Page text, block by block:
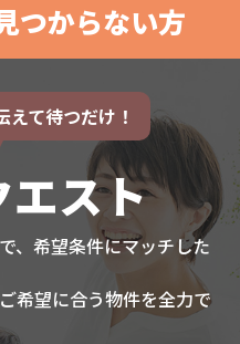
つからない方
て待つだけ！
スト
で、希望条件にマッチした
希望に合う物件を全力で